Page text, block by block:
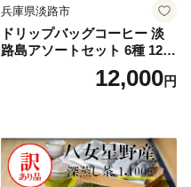
兵庫県淡路市
ドリップバッグコーヒー 淡
路島アソートセット 6種 120
袋 飲み比べ コーヒー
12,000円